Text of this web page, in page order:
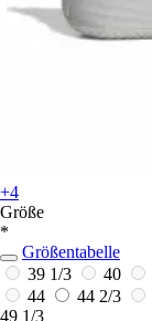
+4
Größe
*
Größentabelle
39 1/3
40
44
44 2/3
49 1/3